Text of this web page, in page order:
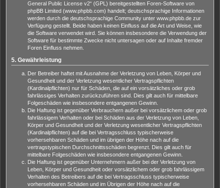
General Public License v2“ (GPL) bereitgestellten Foren-Software von
phpBB Limited (www.phpbb.com) handelt; deutschsprachige Informationen
werden durch die deutschsprachige Community unter www.phpbb.de zur
Verfügung gestellt. Beide haben keinen Einfluss auf die Art und Weise, wie
die Software verwendet wird. Sie können insbesondere die Verwendung der
Software für bestimmte Zwecke nicht untersagen oder auf Inhalte fremder
Foren Einfluss nehmen.
5. Gewährleistung
Der Betreiber haftet mit Ausnahme der Verletzung von Leben, Körper und
Gesundheit und der Verletzung wesentlicher Vertragspflichten
(Kardinalpflichten) nur für Schäden, die auf ein vorsätzliches oder grob
fahrlässiges Verhalten zurückzuführen sind. Dies gilt auch für mittelbare
Folgeschäden wie insbesondere entgangenen Gewinn.
Die Haftung ist gegenüber Verbrauchern außer bei vorsätzlichem oder grob
fahrlässigem Verhalten oder bei Schäden aus der Verletzung von Leben,
Körper und Gesundheit und der Verletzung wesentlicher Vertragspflichten
(Kardinalpflichten) auf die bei Vertragsschluss typischerweise
vorhersehbaren Schäden und im übrigen der Höhe nach auf die
vertragstypischen Durchschnittsschäden begrenzt. Dies gilt auch für
mittelbare Folgeschäden wie insbesondere entgangenen Gewinn.
Die Haftung ist gegenüber Unternehmern außer bei der Verletzung von
Leben, Körper und Gesundheit oder vorsätzlichem oder grob fahrlässigem
Verhalten des Betreibers auf die bei Vertragsschluss typischerweise
vorhersehbaren Schäden und im Übrigen der Höhe nach auf die